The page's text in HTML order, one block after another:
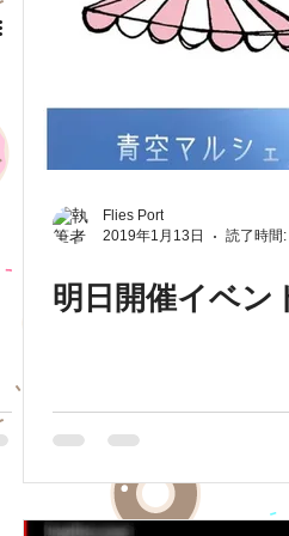
Flies Port
2019年1月13日
読了時間
明日開催イベン